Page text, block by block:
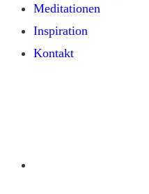
Meditationen
Inspiration
Kontakt